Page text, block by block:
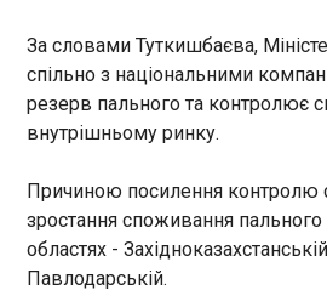
кібербулінгом у 2026 році
21:27:02
Понад половина українських
рік стикалися з
громадської організації
четверта дитина отримує свій
уже у три роки, а 80%
активно користуватися
років, хоча більшість
ЧИТАТЬ
За словами Туткишбаєва,
спільно з національними
резерв пального та контролює
внутрішньому ринку.
Причиною посилення контролю
зростання споживання
областях -
Павлодарській.